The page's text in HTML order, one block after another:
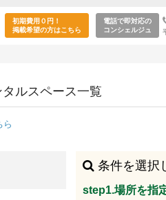
利用できる竹松駅のレ
初期費用０円！
掲載希望の方はこちら
電話で即対応の
コンシェルジュ
ルスペース一覧
ら
条件を選択
step1.場所を指